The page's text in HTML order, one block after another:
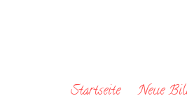
Startseite Neue